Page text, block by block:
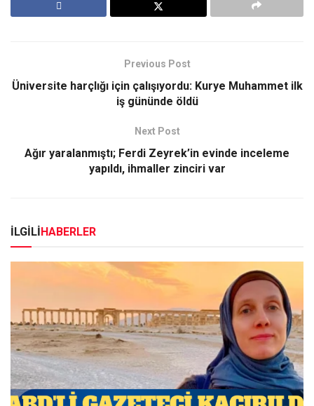
Previous Post
Üniversite harçlığı için çalışıyordu: Kurye Muhammet ilk
iş gününde öldü
Next Post
Ağır yaralanmıştı; Ferdi Zeyrek’in evinde inceleme
yapıldı, ihmaller zinciri var
İLGİLİHABERLER